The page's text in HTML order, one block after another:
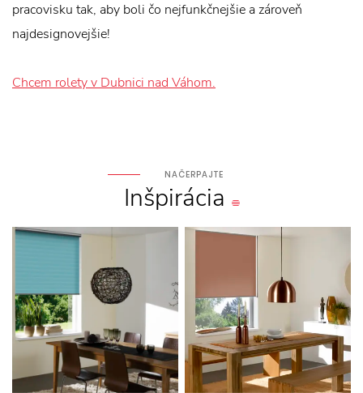
pracovisku tak, aby boli čo nejfunkčnejšie a zároveň
najdesignovejšie!
Chcem rolety v Dubnici nad Váhom.
NAČERPAJTE
Inšpirácia